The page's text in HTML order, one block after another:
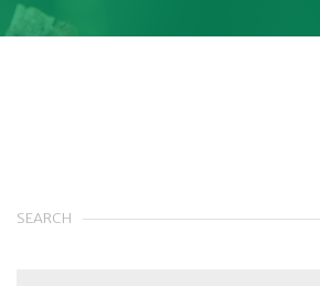
SEARCH